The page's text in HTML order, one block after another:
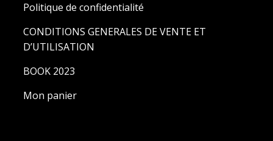
Politique de confidentialité
CONDITIONS GENERALES DE VENTE ET
D’UTILISATION
BOOK 2023
Mon panier